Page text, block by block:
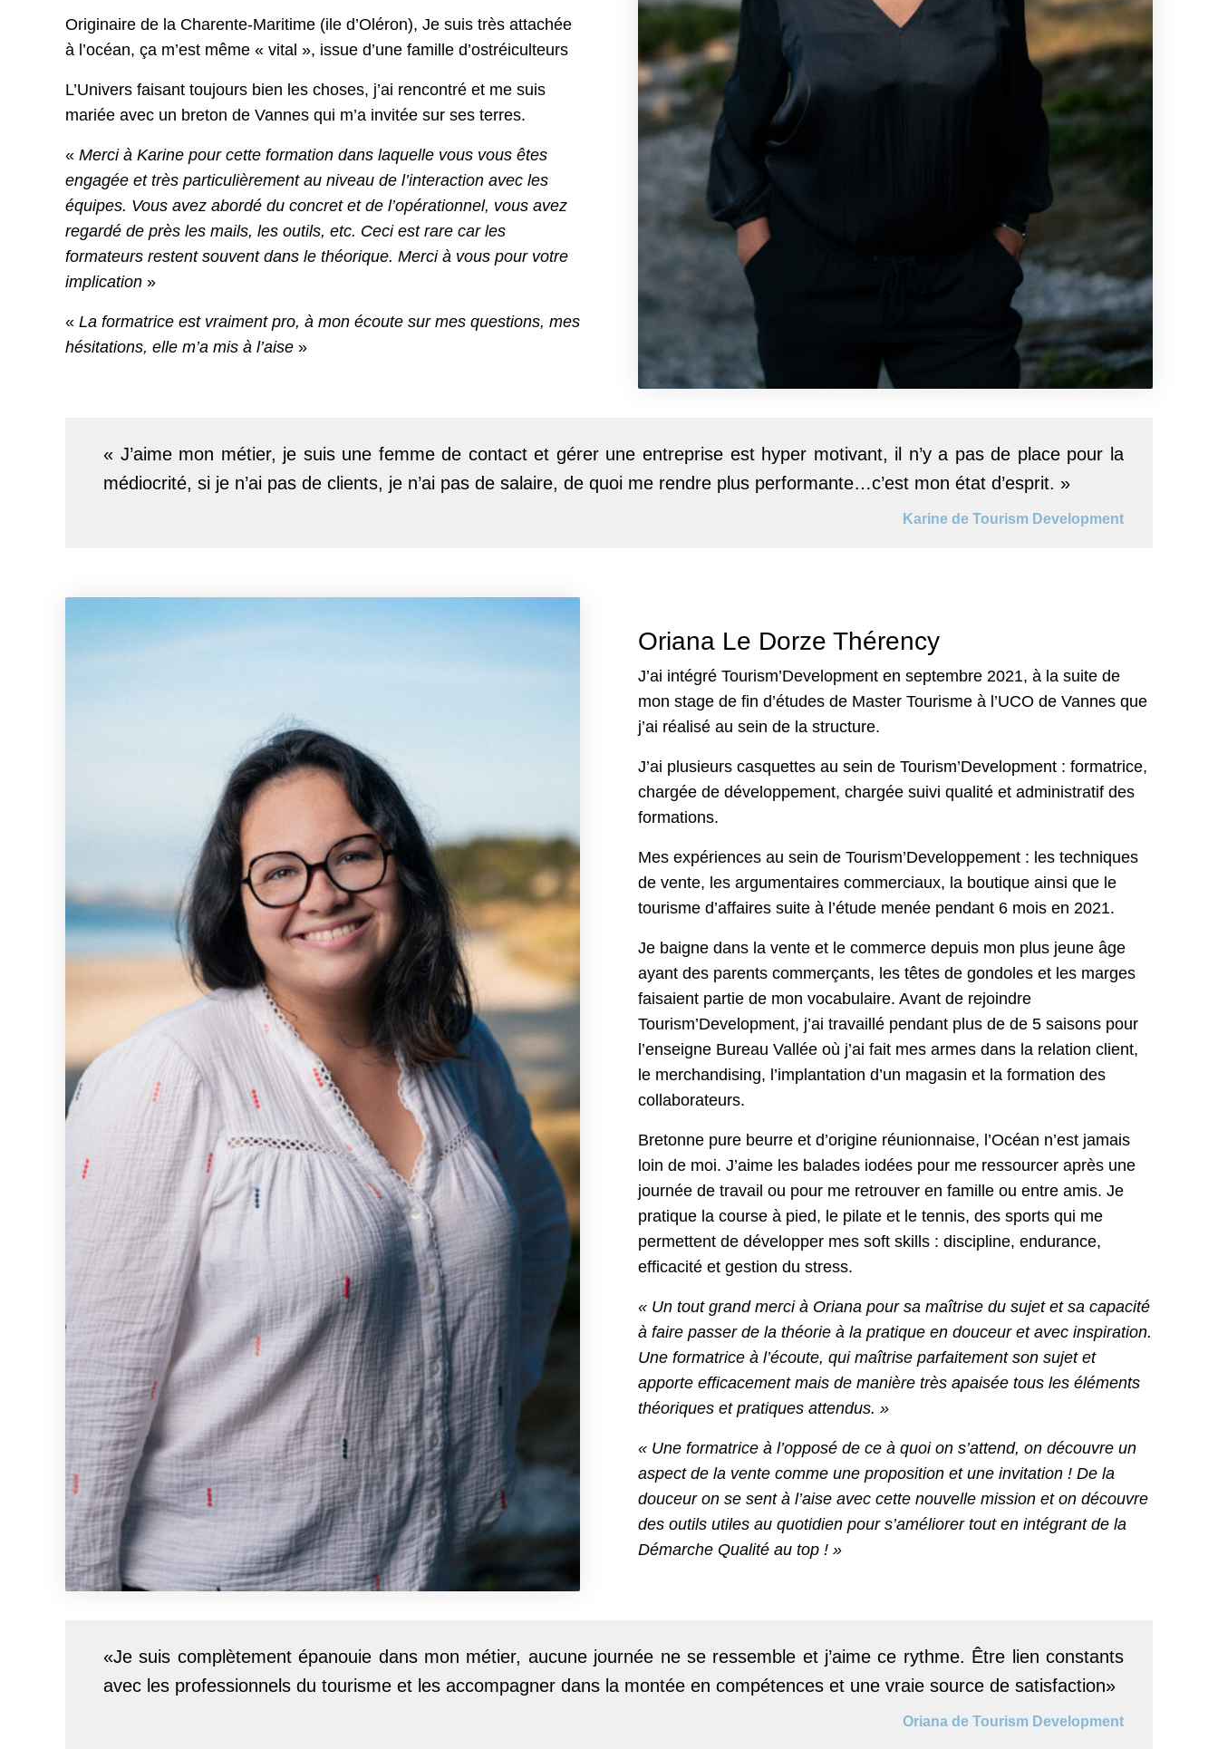
Originaire de la Charente-Maritime (ile d’Oléron), Je suis très attachée
à l’océan, ça m’est même « vital », issue d’une famille d’ostréiculteurs
L’Univers faisant toujours bien les choses, j’ai rencontré et me suis
mariée avec un breton de Vannes qui m’a invitée sur ses terres.
« Merci à Karine pour cette formation dans laquelle vous vous êtes
engagée et très particulièrement au niveau de l’interaction avec les
équipes. Vous avez abordé du concret et de l’opérationnel, vous avez
regardé de près les mails, les outils, etc. Ceci est rare car les
formateurs restent souvent dans le théorique. Merci à vous pour votre
implication »
« La formatrice est vraiment pro, à mon écoute sur mes questions, mes
hésitations, elle m’a mis à l’aise »
« J’aime mon métier, je suis une femme de contact et gérer une entreprise est hyper motivant, il n’y a pas de place pour la
médiocrité, si je n’ai pas de clients, je n’ai pas de salaire, de quoi me rendre plus performante…c’est mon état d’esprit. »
Karine de Tourism Development
Oriana Le Dorze Thérency
J’ai intégré Tourism’Development en septembre 2021, à la suite de
mon stage de fin d’études de Master Tourisme à l’UCO de Vannes que
j’ai réalisé au sein de la structure.
J’ai plusieurs casquettes au sein de Tourism’Development : formatrice,
chargée de développement, chargée suivi qualité et administratif des
formations.
Mes expériences au sein de Tourism’Developpement : les techniques
de vente, les argumentaires commerciaux, la boutique ainsi que le
tourisme d’affaires suite à l’étude menée pendant 6 mois en 2021.
Je baigne dans la vente et le commerce depuis mon plus jeune âge
ayant des parents commerçants, les têtes de gondoles et les marges
faisaient partie de mon vocabulaire. Avant de rejoindre
Tourism’Development, j’ai travaillé pendant plus de de 5 saisons pour
l’enseigne Bureau Vallée où j’ai fait mes armes dans la relation client,
le merchandising, l’implantation d’un magasin et la formation des
collaborateurs.
Bretonne pure beurre et d’origine réunionnaise, l’Océan n’est jamais
loin de moi. J’aime les balades iodées pour me ressourcer après une
journée de travail ou pour me retrouver en famille ou entre amis. Je
pratique la course à pied, le pilate et le tennis, des sports qui me
permettent de développer mes soft skills : discipline, endurance,
efficacité et gestion du stress.
« Un tout grand merci à Oriana pour sa maîtrise du sujet et sa capacité
à faire passer de la théorie à la pratique en douceur et avec inspiration.
Une formatrice à l’écoute, qui maîtrise parfaitement son sujet et
apporte efficacement mais de manière très apaisée tous les éléments
théoriques et pratiques attendus. »
« Une formatrice à l’opposé de ce à quoi on s’attend, on découvre un
aspect de la vente comme une proposition et une invitation ! De la
douceur on se sent à l’aise avec cette nouvelle mission et on découvre
des outils utiles au quotidien pour s’améliorer tout en intégrant de la
Démarche Qualité au top ! »
«Je suis complètement épanouie dans mon métier, aucune journée ne se ressemble et j’aime ce rythme. Être lien constants
avec les professionnels du tourisme et les accompagner dans la montée en compétences et une vraie source de satisfaction»
Oriana de Tourism Development